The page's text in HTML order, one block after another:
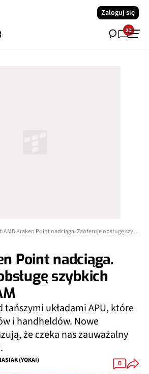
Zaloguj się
23
AMD Kraken Point nadciąga. Zaoferuje obsługę szybkich pamięci RAM
Point nadciąga.
szybkich
tańszymi układami APU, które
i handheldów. Nowe
że czeka nas zauważalny
(YOKAI)
0